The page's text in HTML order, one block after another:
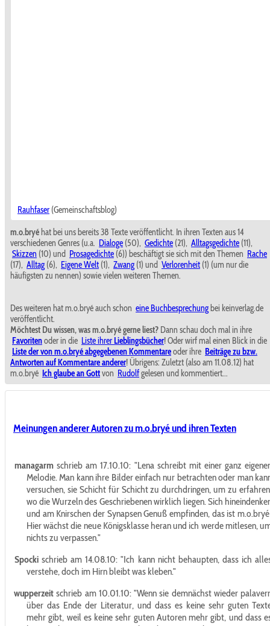
Rauhfaser (Gemeinschaftsblog)
m.o.bryé hat bei uns bereits 38 Texte veröffentlicht. In ihren Texten aus 14
verschiedenen Genres (u.a. Dialoge (50), Gedichte (21), Alltagsgedichte (11),
Skizzen (10) und Prosagedichte (6)) beschäftigt sie sich mit den Themen Rache
(17), Alltag (6), Eigene Welt (1), Zwang (1) und Verlorenheit (1) (um nur die
häufigsten zu nennen) sowie vielen weiteren Themen.
Des weiteren hat m.o.bryé auch schon eine Buchbesprechung bei keinverlag.de
veröffentlicht.
Möchtest Du wissen, was m.o.bryé gerne liest? Dann schau doch mal in ihre
Favoritenoder in die Liste ihrer Lieblingsbücher! Oder wirf mal einen Blick in die
Liste der von m.o.bryé abgegebenen Kommentareoder ihre Beiträge zu bzw.
Antworten auf Kommentare anderer! Übrigens: Zuletzt (also am 11.08.12) hat
m.o.bryé Ich glaube an Gottvon Rudolfgelesen und kommentiert...
Meinungen anderer Autoren zu m.o.bryé und ihren Texten
managarm schrieb am 17.10.10: "Lena schreibt mit einer ganz
Melodie. Man kann ihre Bilder einfach nur betrachten oder man
versuchen, sie Schicht für Schicht zu durchdringen, um zu
wo die Wurzeln des Geschriebenen wirklich liegen. Sich
und am Knirschen der Synapsen Genuß empfinden, das ist
Hier wächst die neue Königsklasse heran und ich werde mitlesen,
nichts zu verpassen."
Spocki schrieb am 14.08.10:"Ich kann nicht behaupten, dass ich
verstehe, doch im Hirn bleibt was kleben."
wupperzeit schrieb am 10.01.10:"Wenn sie demnächst wieder
über das Ende der Literatur, und dass es keine sehr guten
mehr gibt, weil es keine sehr guten Autoren mehr gibt, und dass